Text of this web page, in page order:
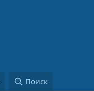
Поиск